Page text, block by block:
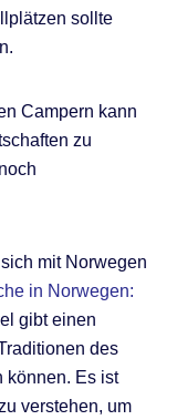
sollte
Campern kann
zu
mit Norwegen
in Norwegen:
gibt einen
des
können. Es ist
verstehen, um